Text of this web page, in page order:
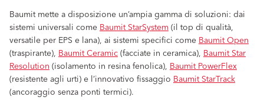
Baumit mette a disposizione un’ampia gamma di soluzioni: dai
sistemi universali comeBaumit StarSystem(il top di qualità,
versatile per EPS e lana), ai sistemi specifici comeBaumit Open
(traspirante), Baumit Ceramic(facciate in ceramica), Baumit Star
Resolution(isolamento in resina fenolica), Baumit PowerFlex
(resistente agli urti) e l’innovativo fissaggio Baumit StarTrack
(ancoraggio senza ponti termici).